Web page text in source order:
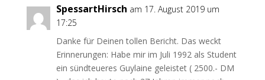
SpessartHirsch am 17. August 2019 um
17:25
Danke für Deinen tollen Bericht. Das weckt
Erinnerungen: Habe mir im Juli 1992 als Student
ein sündteueres Guylaine geleistet ( 2500.- DM